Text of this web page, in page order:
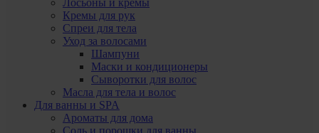
Кремы для рук
Спреи для тела
Уход за волосами
Шампуни
Маски и кондиционеры
Сыворотки для волос
Масла для тела и волос
Для ванны и SPA
Ароматы для дома
Соль и порошки для ванны